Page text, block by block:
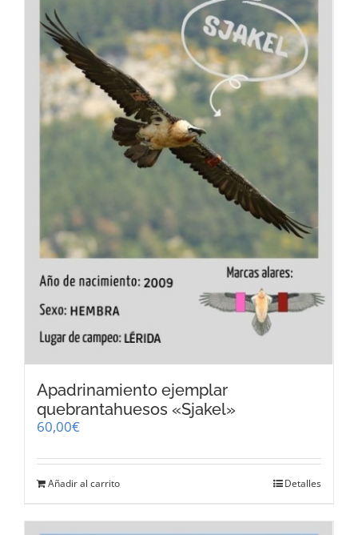
Apadrinamiento ejemplar
quebrantahuesos «Sjakel»
60,00€
Añadir al carrito Detalles